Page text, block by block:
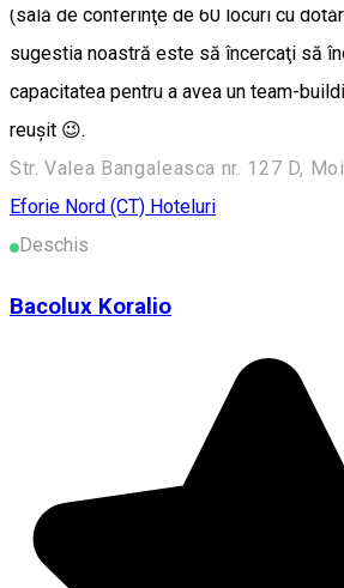
(sală de conferinţe de 60 locuri cu
sugestia noastră este să încercaţi să
capacitatea pentru a avea un team-
reuşit 😉.
Eforie Nord (CT) Hoteluri
Deschis
Bacolux Koralio